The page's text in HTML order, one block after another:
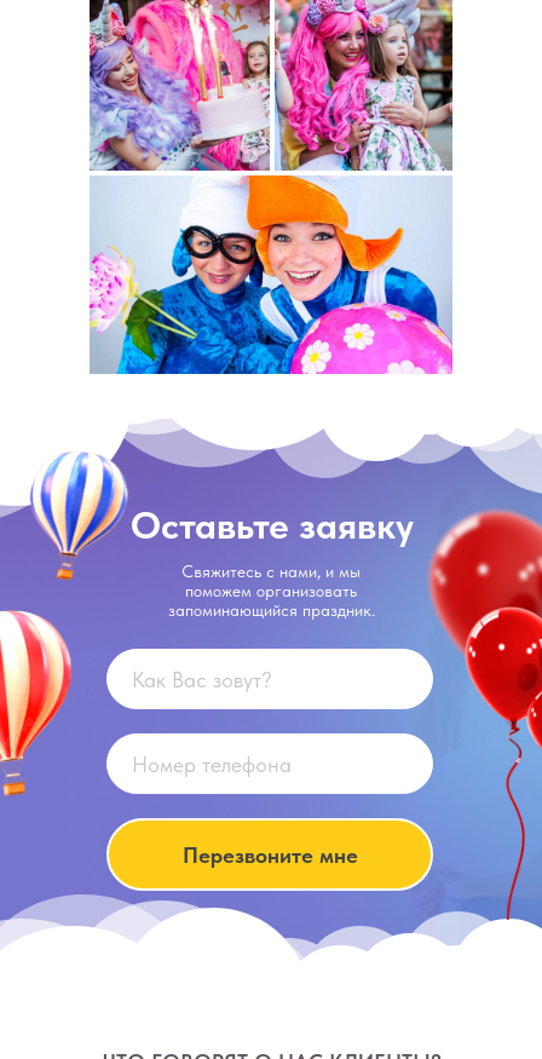
Оставьте заявку
Свяжитесь с нами, и мы
поможем организовать
запоминающийся праздник.
Перезвоните мне